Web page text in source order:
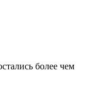
более чем